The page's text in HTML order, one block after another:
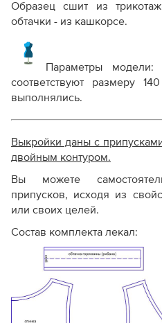
Образец сшит из
обтачки - из кашкорсе.
Параметры
соответствуют размеру
выполнялись.
Выкройки даны с
двойным контуром.
Вы можете
припусков, исходя из
или своих целей.
Состав комплекта лекал: